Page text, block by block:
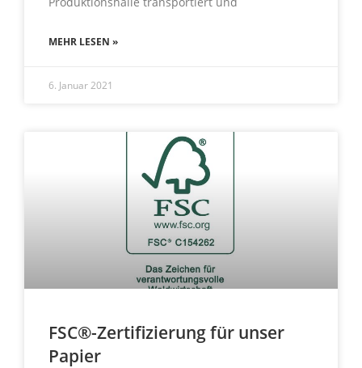
MEHR LESEN »
6. Januar 2021
FSC®-Zertifizierung für unser
Papier